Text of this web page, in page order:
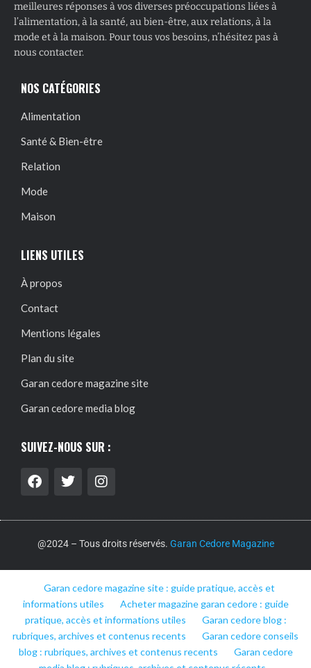
meilleures réponses à vos diverses préoccupations liées à
l’alimentation, à la santé, au bien-être, aux relations, à la
mode et à la maison. Pour tous vos besoins, n’hésitez pas à
nous contacter.
NOS CATÉGORIES
Alimentation
Santé & Bien-être
Relation
Mode
Maison
LIENS UTILES
À propos
Contact
Mentions légales
Plan du site
Garan cedore magazine site
Garan cedore media blog
SUIVEZ-NOUS SUR :
@2024 – Tous droits réservés. Garan Cedore Magazine
Garan cedore magazine site : guide pratique, accès et
informations utiles
Acheter magazine garan cedore : guide
pratique, accès et informations utiles
Garan cedore blog :
rubriques, archives et contenus recents
Garan cedore conseils
blog : rubriques, archives et contenus recents
Garan cedore